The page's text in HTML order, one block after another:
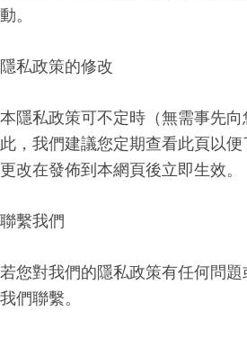
動。
隱私政策的修改
本隱私政策可不定時（無需事先
此，我們建議您定期查看此頁以
更改在發佈到本網頁後立即生效。
聯繫我們
若您對我們的隱私政策有任何問
我們聯繫。